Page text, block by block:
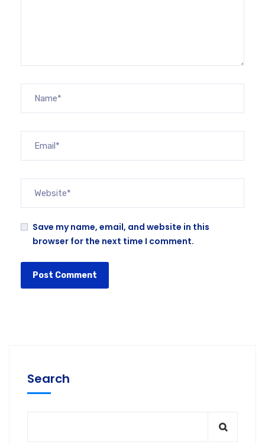
Save my name, email, and website in this
browser for the next time I comment.
Search